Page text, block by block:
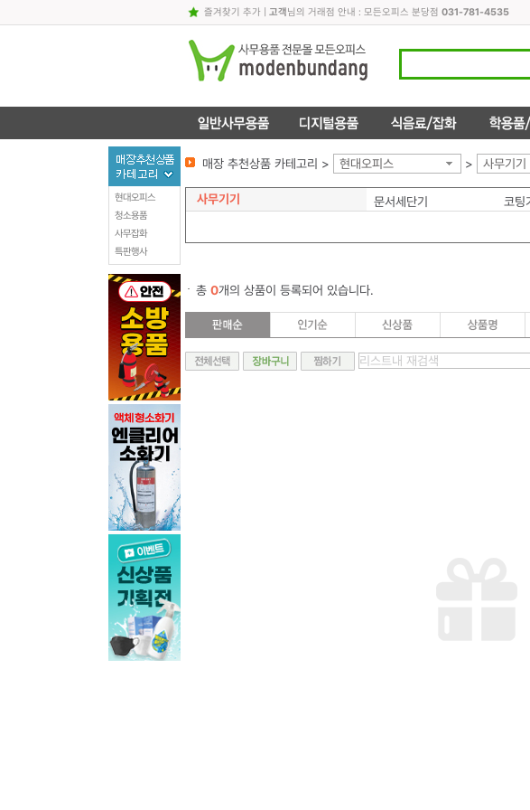
즐겨찾기 추가| 고객님의 거래점 안내 : 모든오피스 분당점 031-781-4535
매장 추천상품 카테고리 > 현대오피스 > 사무기기
사무기기 문서세단기 코팅
총 0개의 상품이 등록되어 있습니다.
현대오피스
청소용품
사무잡화
특판행사